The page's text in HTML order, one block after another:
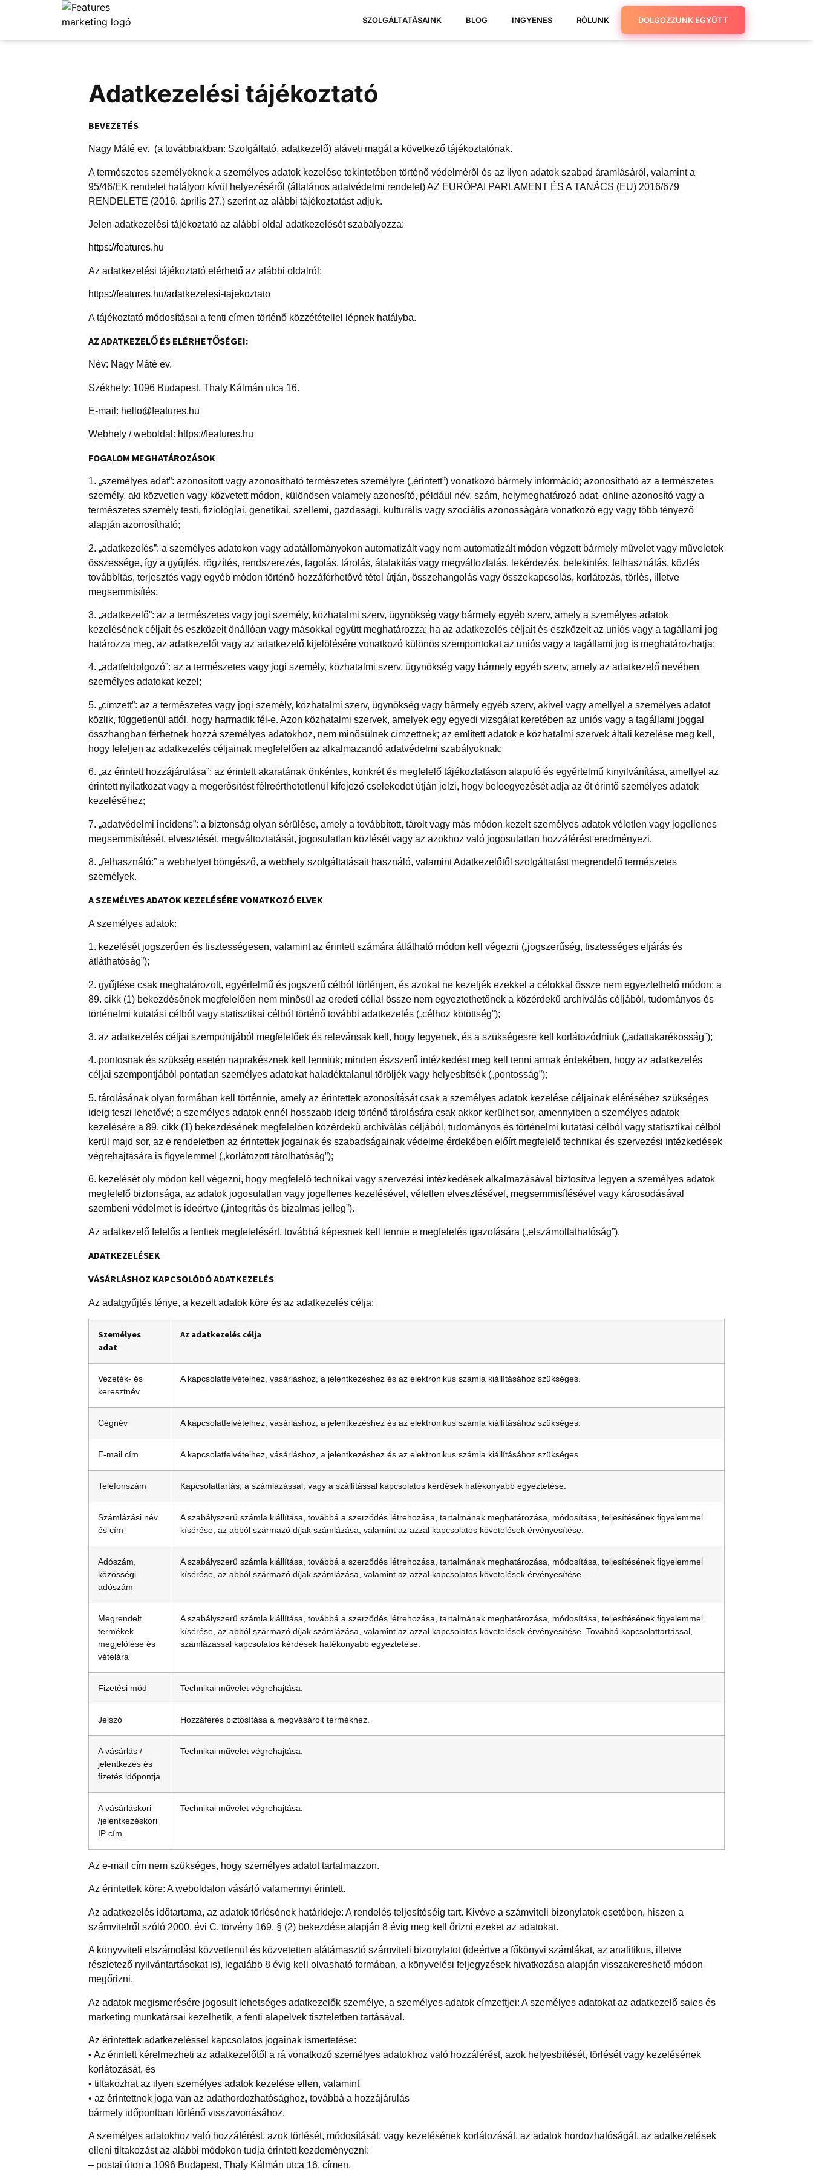
SZOLGÁLTATÁSAINK BLOG INGYENES RÓLUNK DOLGOZZUNK EGYÜTT
Adatkezelési tájékoztató
BEVEZETÉS
Nagy Máté ev. (a továbbiakban: Szolgáltató, adatkezelő) aláveti magát a következő tájékoztatónak.
A természetes személyeknek a személyes adatok kezelése tekintetében történő védelméről és az ilyen adatok szabad áramlásáról, valamint a
95/46/EK rendelet hatályon kívül helyezéséről (általános adatvédelmi rendelet) AZ EURÓPAI PARLAMENT ÉS A TANÁCS (EU) 2016/679
RENDELETE (2016. április 27.) szerint az alábbi tájékoztatást adjuk.
Jelen adatkezelési tájékoztató az alábbi oldal adatkezelését szabályozza:
https://features.hu
Az adatkezelési tájékoztató elérhető az alábbi oldalról:
https://features.hu/adatkezelesi-tajekoztato
A tájékoztató módosításai a fenti címen történő közzététellel lépnek hatályba.
AZ ADATKEZELŐ ÉS ELÉRHETŐSÉGEI:
Név: Nagy Máté ev.
Székhely: 1096 Budapest, Thaly Kálmán utca 16.
E-mail: hello@features.hu
Webhely / weboldal: https://features.hu
FOGALOM MEGHATÁROZÁSOK
1. „személyes adat”: azonosított vagy azonosítható természetes személyre („érintett”) vonatkozó bármely információ; azonosítható az a természetes
személy, aki közvetlen vagy közvetett módon, különösen valamely azonosító, például név, szám, helymeghatározó adat, online azonosító vagy a
természetes személy testi, fiziológiai, genetikai, szellemi, gazdasági, kulturális vagy szociális azonosságára vonatkozó egy vagy több tényező
alapján azonosítható;
2. „adatkezelés”: a személyes adatokon vagy adatállományokon automatizált vagy nem automatizált módon végzett bármely művelet vagy műveletek
összessége, így a gyűjtés, rögzítés, rendszerezés, tagolás, tárolás, átalakítás vagy megváltoztatás, lekérdezés, betekintés, felhasználás, közlés
továbbítás, terjesztés vagy egyéb módon történő hozzáférhetővé tétel útján, összehangolás vagy összekapcsolás, korlátozás, törlés, illetve
megsemmisítés;
3. „adatkezelő”: az a természetes vagy jogi személy, közhatalmi szerv, ügynökség vagy bármely egyéb szerv, amely a személyes adatok
kezelésének céljait és eszközeit önállóan vagy másokkal együtt meghatározza; ha az adatkezelés céljait és eszközeit az uniós vagy a tagállami jog
határozza meg, az adatkezelőt vagy az adatkezelő kijelölésére vonatkozó különös szempontokat az uniós vagy a tagállami jog is meghatározhatja;
4. „adatfeldolgozó”: az a természetes vagy jogi személy, közhatalmi szerv, ügynökség vagy bármely egyéb szerv, amely az adatkezelő nevében
személyes adatokat kezel;
5. „címzett”: az a természetes vagy jogi személy, közhatalmi szerv, ügynökség vagy bármely egyéb szerv, akivel vagy amellyel a személyes adatot
közlik, függetlenül attól, hogy harmadik fél-e. Azon közhatalmi szervek, amelyek egy egyedi vizsgálat keretében az uniós vagy a tagállami joggal
összhangban férhetnek hozzá személyes adatokhoz, nem minősülnek címzettnek; az említett adatok e közhatalmi szervek általi kezelése meg kell,
hogy feleljen az adatkezelés céljainak megfelelően az alkalmazandó adatvédelmi szabályoknak;
6. „az érintett hozzájárulása”: az érintett akaratának önkéntes, konkrét és megfelelő tájékoztatáson alapuló és egyértelmű kinyilvánítása, amellyel az
érintett nyilatkozat vagy a megerősítést félreérthetetlenül kifejező cselekedet útján jelzi, hogy beleegyezését adja az őt érintő személyes adatok
kezeléséhez;
7. „adatvédelmi incidens”: a biztonság olyan sérülése, amely a továbbított, tárolt vagy más módon kezelt személyes adatok véletlen vagy jogellenes
megsemmisítését, elvesztését, megváltoztatását, jogosulatlan közlését vagy az azokhoz való jogosulatlan hozzáférést eredményezi.
8. „felhasználó:”a webhelyet böngésző, a webhely szolgáltatásait használó, valamint Adatkezelőtől szolgáltatást megrendelő természetes
személyek.
A SZEMÉLYES ADATOK KEZELÉSÉRE VONATKOZÓ ELVEK
A személyes adatok:
1. kezelését jogszerűen és tisztességesen, valamint az érintett számára átlátható módon kell végezni („jogszerűség, tisztességes eljárás és
átláthatóság”);
2. gyűjtése csak meghatározott, egyértelmű és jogszerű célból történjen, és azokat ne kezeljék ezekkel a célokkal össze nem egyeztethető módon; a
89. cikk (1) bekezdésének megfelelően nem minősül az eredeti céllal össze nem egyeztethetőnek a közérdekű archiválás céljából, tudományos és
történelmi kutatási célból vagy statisztikai célból történő további adatkezelés („célhoz kötöttség”);
3. az adatkezelés céljai szempontjából megfelelőek és relevánsak kell, hogy legyenek, és a szükségesre kell korlátozódniuk („adattakarékosság”);
4. pontosnak és szükség esetén naprakésznek kell lenniük; minden észszerű intézkedést meg kell tenni annak érdekében, hogy az adatkezelés
céljai szempontjából pontatlan személyes adatokat haladéktalanul töröljék vagy helyesbítsék („pontosság”);
5. tárolásának olyan formában kell történnie, amely az érintettek azonosítását csak a személyes adatok kezelése céljainak eléréséhez szükséges
ideig teszi lehetővé; a személyes adatok ennél hosszabb ideig történő tárolására csak akkor kerülhet sor, amennyiben a személyes adatok
kezelésére a 89. cikk (1) bekezdésének megfelelően közérdekű archiválás céljából, tudományos és történelmi kutatási célból vagy statisztikai célból
kerül majd sor, az e rendeletben az érintettek jogainak és szabadságainak védelme érdekében előírt megfelelő technikai és szervezési intézkedések
végrehajtására is figyelemmel („korlátozott tárolhatóság”);
6. kezelését oly módon kell végezni, hogy megfelelő technikai vagy szervezési intézkedések alkalmazásával biztosítva legyen a személyes adatok
megfelelő biztonsága, az adatok jogosulatlan vagy jogellenes kezelésével, véletlen elvesztésével, megsemmisítésével vagy károsodásával
szembeni védelmet is ideértve („integritás és bizalmas jelleg”).
Az adatkezelő felelős a fentiek megfelelésért, továbbá képesnek kell lennie e megfelelés igazolására („elszámoltathatóság”).
ADATKEZELÉSEK
VÁSÁRLÁSHOZ KAPCSOLÓDÓ ADATKEZELÉS
Az adatgyűjtés ténye, a kezelt adatok köre és az adatkezelés célja:
Személyes
adat
Az adatkezelés célja
Vezeték- és
keresztnév
A kapcsolatfelvételhez, vásárláshoz, a jelentkezéshez és az elektronikus számla kiállításához szükséges.
Cégnév A kapcsolatfelvételhez, vásárláshoz, a jelentkezéshez és az elektronikus számla kiállításához szükséges.
E-mail cím A kapcsolatfelvételhez, vásárláshoz, a jelentkezéshez és az elektronikus számla kiállításához szükséges.
Telefonszám Kapcsolattartás, a számlázással, vagy a szállítással kapcsolatos kérdések hatékonyabb egyeztetése.
Számlázási név
és cím
A szabályszerű számla kiállítása, továbbá a szerződés létrehozása, tartalmának meghatározása, módosítása, teljesítésének figyelemmel
kísérése, az abból származó díjak számlázása, valamint az azzal kapcsolatos követelések érvényesítése.
Adószám,
közösségi
adószám
A szabályszerű számla kiállítása, továbbá a szerződés létrehozása, tartalmának meghatározása, módosítása, teljesítésének figyelemmel
kísérése, az abból származó díjak számlázása, valamint az azzal kapcsolatos követelések érvényesítése.
Megrendelt
termékek
megjelölése és
vételára
A szabályszerű számla kiállítása, továbbá a szerződés létrehozása, tartalmának meghatározása, módosítása, teljesítésének figyelemmel
kísérése, az abból származó díjak számlázása, valamint az azzal kapcsolatos követelések érvényesítése. Továbbá kapcsolattartással,
számlázással kapcsolatos kérdések hatékonyabb egyeztetése.
Fizetési mód Technikai művelet végrehajtása.
Jelszó Hozzáférés biztosítása a megvásárolt termékhez.
A vásárlás /
jelentkezés és
fizetés időpontja
Technikai művelet végrehajtása.
A vásárláskori
/jelentkezéskori
IP cím
Technikai művelet végrehajtása.
Az e-mail cím nem szükséges, hogy személyes adatot tartalmazzon.
Az érintettek köre: A weboldalon vásárló valamennyi érintett.
Az adatkezelés időtartama, az adatok törlésének határideje: A rendelés teljesítéséig tart. Kivéve a számviteli bizonylatok esetében, hiszen a
számvitelről szóló 2000. évi C. törvény 169. § (2) bekezdése alapján 8 évig meg kell őrizni ezeket az adatokat.
A könyvviteli elszámolást közvetlenül és közvetetten alátámasztó számviteli bizonylatot (ideértve a főkönyvi számlákat, az analitikus, illetve
részletező nyilvántartásokat is), legalább 8 évig kell olvasható formában, a könyvelési feljegyzések hivatkozása alapján visszakereshető módon
megőrizni.
Az adatok megismerésére jogosult lehetséges adatkezelők személye, a személyes adatok címzettjei: A személyes adatokat az adatkezelő sales és
marketing munkatársai kezelhetik, a fenti alapelvek tiszteletben tartásával.
Az érintettek adatkezeléssel kapcsolatos jogainak ismertetése:
• Az érintett kérelmezheti az adatkezelőtől a rá vonatkozó személyes adatokhoz való hozzáférést, azok helyesbítését, törlését vagy kezelésének
korlátozását, és
• tiltakozhat az ilyen személyes adatok kezelése ellen, valamint
• az érintettnek joga van az adathordozhatósághoz, továbbá a hozzájárulás
bármely időpontban történő visszavonásához.
A személyes adatokhoz való hozzáférést, azok törlését, módosítását, vagy kezelésének korlátozását, az adatok hordozhatóságát, az adatkezelések
elleni tiltakozást az alábbi módokon tudja érintett kezdeményezni:
– postai úton a 1096 Budapest, Thaly Kálmán utca 16. címen,